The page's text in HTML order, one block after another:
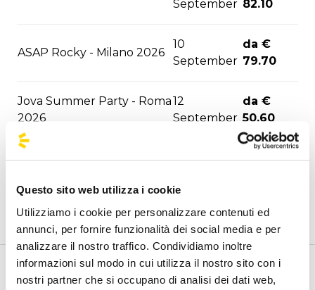
Questo sito web utilizza i cookie
Utilizziamo i cookie per personalizzare contenuti ed
annunci, per fornire funzionalità dei social media e per
analizzare il nostro traffico. Condividiamo inoltre
informazioni sul modo in cui utilizza il nostro sito con i
nostri partner che si occupano di analisi dei dati web,
September 82.10
ASAP Rocky - Milano 2026
10
September
da €
79.70
Jova Summer Party - Roma
2026
12
September
da €
50.60
12
da €
The Strokes - Bologna
2026
17 October
da €
75.00
Niall Horan - Bologna 2026 29 October
Benvenuto nella pagina delle agenzie ufficiali di